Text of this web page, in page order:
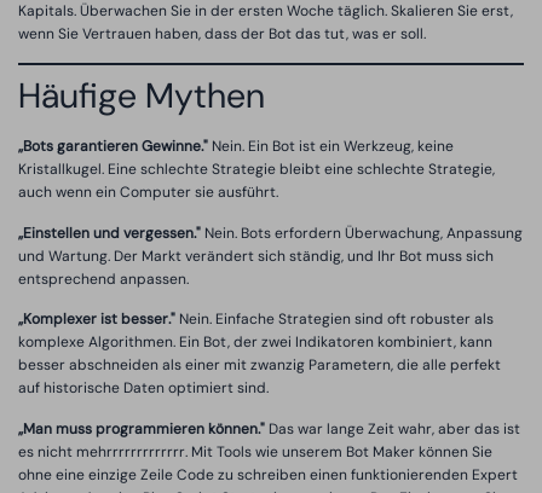
Kapitals. Überwachen Sie in der ersten Woche täglich. Skalieren Sie erst,
wenn Sie Vertrauen haben, dass der Bot das tut, was er soll.
Häufige Mythen
„Bots garantieren Gewinne." Nein. Ein Bot ist ein Werkzeug, keine
Kristallkugel. Eine schlechte Strategie bleibt eine schlechte Strategie,
auch wenn ein Computer sie ausführt.
„Einstellen und vergessen." Nein. Bots erfordern Überwachung, Anpassung
und Wartung. Der Markt verändert sich ständig, und Ihr Bot muss sich
entsprechend anpassen.
„Komplexer ist besser." Nein. Einfache Strategien sind oft robuster als
komplexe Algorithmen. Ein Bot, der zwei Indikatoren kombiniert, kann
besser abschneiden als einer mit zwanzig Parametern, die alle perfekt
auf historische Daten optimiert sind.
„Man muss programmieren können." Das war lange Zeit wahr, aber das ist
es nicht mehrrrrrrrrrrrrr. Mit Tools wie unserem Bot Maker können Sie
ohne eine einzige Zeile Code zu schreiben einen funktionierenden Expert